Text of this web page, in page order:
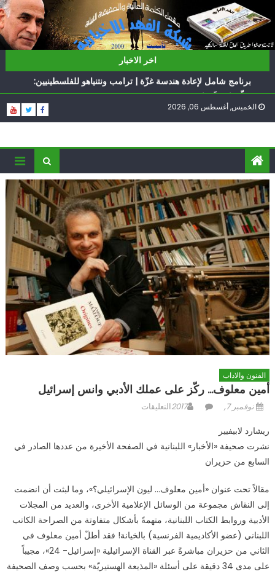
to
content
اخر الاخبار
ناشطة أمريكية يهودية تدعو الدول العربية لوقف التطبيع
أيّ تحدّيات يواجهها حزب الله؟
برنامج شامل لإعادة هندسة غزّة | ترامب ونتنياهو للفلسطينيين:
سلّموا تسلَموا
الغرب يدفن اتفاقاً وُلد ميتاً | إيران تحت العقوبات: جاهزون
ناشطة أمريكية يهودية تدعو الدول العربية لوقف التطبيع
أيّ تحدّيات يواجهها حزب الله؟
الخميس, أغسطس 06, 2026
الفنون والاداب
أمين معلوف… ركّز على عملك الأدبي وانس إسرائيل
Posted
نوفمبر 7, 2017 Authorالتعليقاتعلى
ركّز
الأدبي
وانس
إسرائيل
مغلقة
ريشارد لابيفيير
نشرت صحيفة «الأخبار» اللبنانية في الصفحة الأخيرة من عددها الصادر في
السابع من حزيران
مقالاً تحت عنوان «أمين معلوف… ليون الإسرائيلي؟»، وما لبثت أن انضمت
إلى النقاش مجموعة من الوسائل الإعلامية الأخرى، والعديد من المجلات
الأدبية وروابط الكتاب اللبنانية، متهمةً بأشكال متفاوتة من الصراحة الكاتب
اللبناني (عضو الأكاديمية الفرنسية) بالخيانة! فقد أطلّ أمين معلوف في
الثاني من حزيران مباشرةً عبر القناة الإسرائيلية «إسرائيل- 24»، مجيباً
على مدى 34 دقيقة على أسئلة «المذيعة الهستيريّة» بحسب وصف الصحيفة